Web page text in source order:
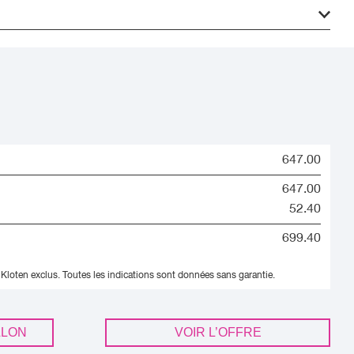
647.00
647.00
52.40
699.40
exclus. Toutes les indications sont données sans garantie.
VOIR L’OFFRE